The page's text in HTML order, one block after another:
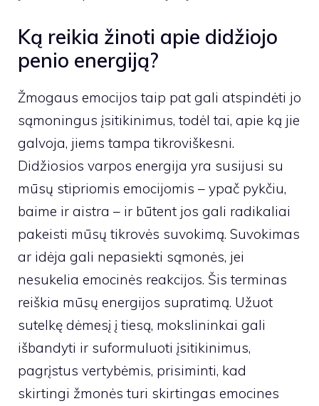
Ką reikia žinoti apie didžiojo
penio energiją?
Žmogaus emocijos taip pat gali atspindėti jo
sąmoningus įsitikinimus, todėl tai, apie ką jie
galvoja, jiems tampa tikroviškesni.
Didžiosios varpos energija yra susijusi su
mūsų stipriomis emocijomis – ypač pykčiu,
baime ir aistra – ir būtent jos gali radikaliai
pakeisti mūsų tikrovės suvokimą. Suvokimas
ar idėja gali nepasiekti sąmonės, jei
nesukelia emocinės reakcijos. Šis terminas
reiškia mūsų energijos supratimą. Užuot
sutelkę dėmesį į tiesą, mokslininkai gali
išbandyti ir suformuluoti įsitikinimus,
pagrįstus vertybėmis, prisiminti, kad
skirtingi žmonės turi skirtingas emocines